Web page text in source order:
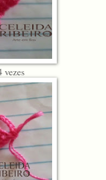
vezes